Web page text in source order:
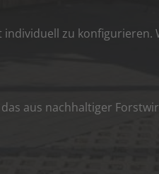
individuell zu
aus nachhaltiger